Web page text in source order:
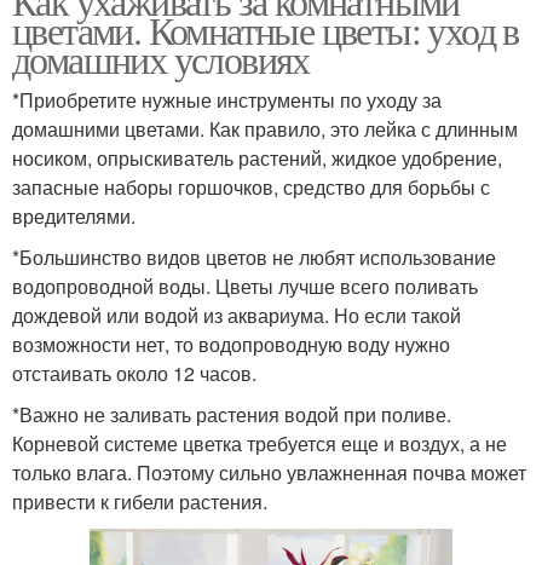
цветами. Комнатные цветы: уход в
домашних условиях
*Приобретите нужные инструменты по уходу за
домашними цветами. Как правило, это лейка с длинным
носиком, опрыскиватель растений, жидкое удобрение,
запасные наборы горшочков, средство для борьбы с
вредителями.
*Большинство видов цветов не любят использование
водопроводной воды. Цветы лучше всего поливать
дождевой или водой из аквариума. Но если такой
возможности нет, то водопроводную воду нужно
отстаивать около 12 часов.
*Важно не заливать растения водой при поливе.
Корневой системе цветка требуется еще и воздух, а не
только влага. Поэтому сильно увлажненная почва может
привести к гибели растения.